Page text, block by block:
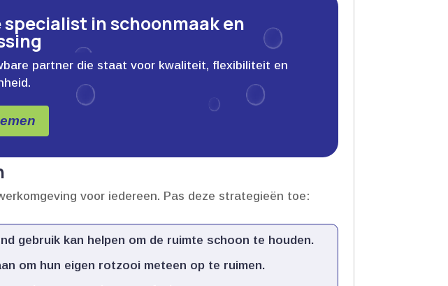
in schoonmaak en
partner die staat voor kwaliteit, flexibiliteit en
voor iedereen.​ Pas deze strategieën toe:
gebruik kan helpen om de ruimte schoon te houden.​
om hun eigen rotzooi meteen op te ruimen.​